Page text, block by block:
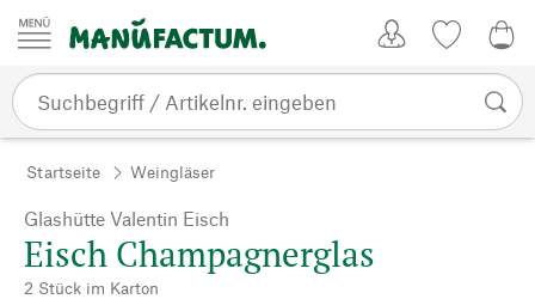
Zum Inhalt springen
Startseite Weingläser
Glashütte Valentin Eisch
Eisch Champagnerglas
2 Stück im Karton